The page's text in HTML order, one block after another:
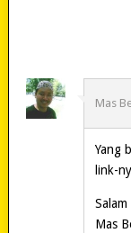
Mas
Yang
link-
Mas